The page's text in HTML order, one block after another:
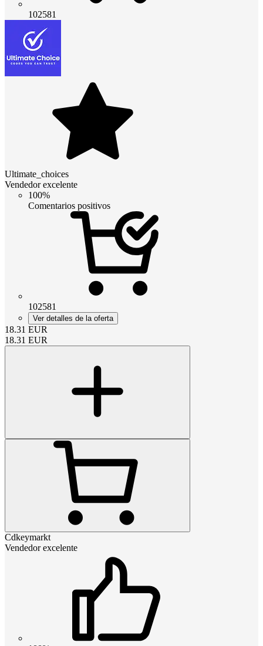
102581
Ultimate_choices
Vendedor excelente
100%
Comentarios positivos
102581
Ver detalles de la oferta
18.31 EUR
18.31 EUR
Cdkeymarkt
Vendedor excelente